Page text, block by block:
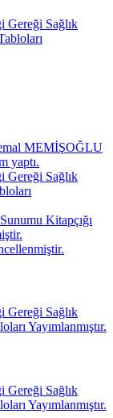
Gereği Sağlık
MEMİŞOĞLU
yaptı.
Gereği Sağlık
Kitapçığı
Gereği Sağlık
Yayımlanmıştır.
Gereği Sağlık
Yayımlanmıştır.